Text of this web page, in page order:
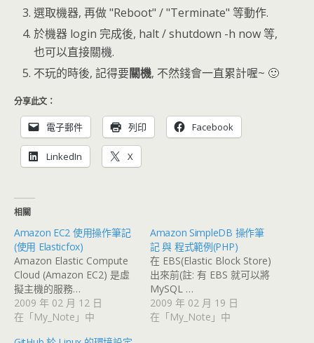
選取機器, 再做 "Reboot" / "Terminate" 等動作.
於機器 login 完成後, halt / shutdown -h now 等,
也可以直接關機.
不玩的時後, 記得要關機, 不然錢會一直累計喔~ 🙂
分享此文：
電子郵件 列印 Facebook
LinkedIn X
相關
Amazon EC2 使用操作筆記
(使用 Elasticfox)
Amazon Elastic Compute
Cloud (Amazon EC2) 是虛
擬主機的服務…
2009 年 02 月 12 日
在「My_Note」中
Amazon SimpleDB 操作筆
記 與 程式範例(PHP)
在 EBS(Elastic Block Store)
出來前(註: 有 EBS 就可以將
MySQL …
2009 年 02 月 19 日
在「My_Note」中